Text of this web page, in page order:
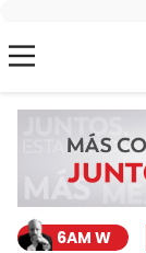
6AM W